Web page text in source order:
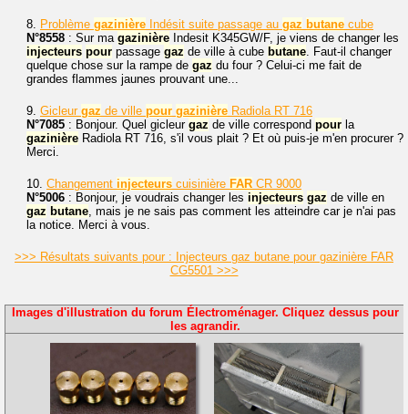
8. Problème gazinière Indésit suite passage au gaz butane cube
N°8558 : Sur ma gazinière Indesit K345GW/F, je viens de changer les
injecteurs pour passage gaz de ville à cube butane. Faut-il changer
quelque chose sur la rampe de gaz du four ? Celui-ci me fait de
grandes flammes jaunes prouvant une...
9. Gicleur gaz de ville pour gazinière Radiola RT 716
N°7085 : Bonjour. Quel gicleur gaz de ville correspond pour la
gazinière Radiola RT 716, s'il vous plait ? Et où puis-je m'en procurer ?
Merci.
10. Changement injecteurs cuisinière FAR CR 9000
N°5006 : Bonjour, je voudrais changer les injecteurs gaz de ville en
gaz butane, mais je ne sais pas comment les atteindre car je n'ai pas
la notice. Merci à vous.
>>> Résultats suivants pour : Injecteurs gaz butane pour gazinière FAR
CG5501 >>>
Images d'illustration du forum Électroménager. Cliquez dessus pour
les agrandir.